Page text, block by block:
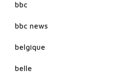
bbc
bbc news
belgique
belle